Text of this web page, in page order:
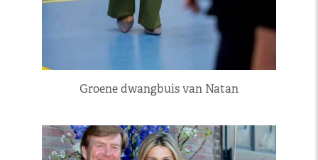
Groene dwangbuis van Natan